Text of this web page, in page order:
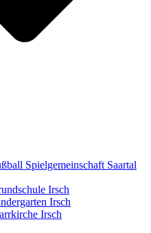
Spielgemeinschaft Saartal
Irsch
Irsch
Irsch